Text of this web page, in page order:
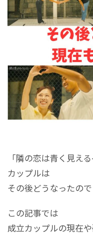
「隣の恋は青く見え
カップルは
その後どうなったの
この記事では
成立カップルの現在